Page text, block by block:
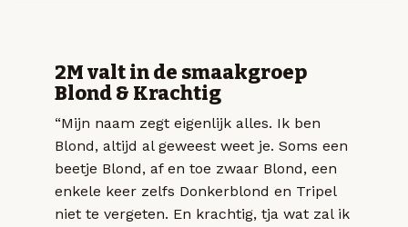
2M valt in de smaakgroep
Blond & Krachtig
“Mijn naam zegt eigenlijk alles. Ik ben
Blond, altijd al geweest weet je. Soms een
beetje Blond, af en toe zwaar Blond, een
enkele keer zelfs Donkerblond en Tripel
niet te vergeten. En krachtig, tja wat zal ik